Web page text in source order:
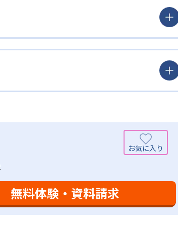
習の出発点を定め、生徒に最適化された学習計
イスも実施。少しずつレベルアップするスモー
きる。「自分から進んで学習する」姿勢や態
形で生徒の学力向上を進める。週2回の教室学
能だ。
学習を進められるよう「無学年方式」を採用
きる。また、覚えた知識の量などで測りやすい
重視。そのため、勉強全体の底力のようなもの
育成に力を入れている。また、この2教科を切
学）と国語の基礎力を上げたい人に向いてい
この時間設定は、子どもが集中して学習でき
界を超えて勉強しても学習の効果は上がらな
、学校の勉強がよくわかるというもの。基礎か
ら先取り学習まで対応している。算数と国語を
に学ぶ喜びを」「自信を」「生きる力を」と
」「良いところ」を見つけて褒めるところか
習と確実な学力向上を進めている。また講師
ケーションにも対応している。
中で学びを深めることにより、知・情・意のバ
無料体験・資料請求